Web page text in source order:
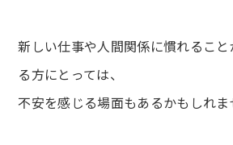
新しい仕事や人間関係に慣れるこ
る方にとっては、
不安を感じる場面もあるかもしれま